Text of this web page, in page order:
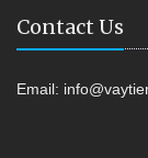
Contact Us
Email: